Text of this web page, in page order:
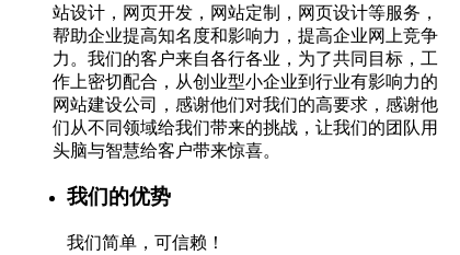
站设计，网页开发，网站定制，网页设计等服务，
帮助企业提高知名度和影响力，提高企业网上竞争
力。我们的客户来自各行各业，为了共同目标，工
作上密切配合，从创业型小企业到行业有影响力的
网站建设公司，感谢他们对我们的高要求，感谢他
们从不同领域给我们带来的挑战，让我们的团队用
头脑与智慧给客户带来惊喜。
我们的优势
我们简单，可信赖！